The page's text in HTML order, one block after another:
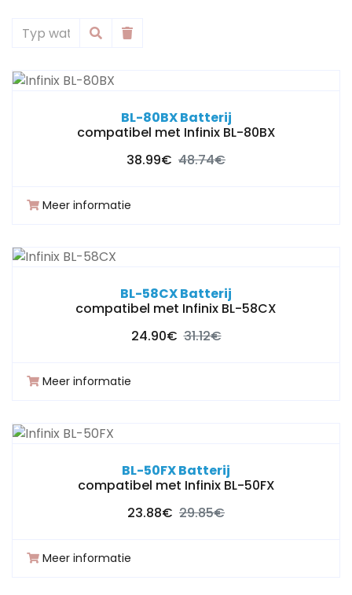
BL-80BX Batterij
compatibel met Infinix BL-80BX
38.99€ 48.74€
Meer informatie
BL-58CX Batterij
compatibel met Infinix BL-58CX
24.90€ 31.12€
Meer informatie
BL-50FX Batterij
compatibel met Infinix BL-50FX
23.88€ 29.85€
Meer informatie